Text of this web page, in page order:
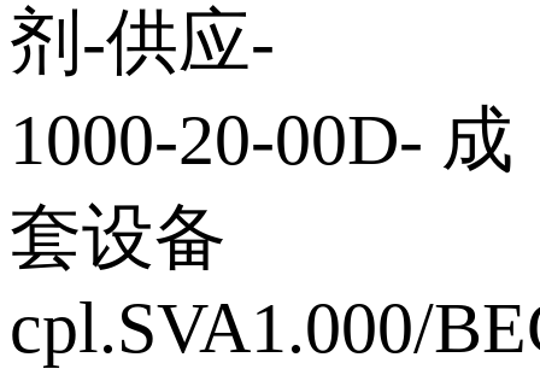
剂‑供应‑
1000‑20‑00D‑ 成
套设备
cpl.SVA1.000/